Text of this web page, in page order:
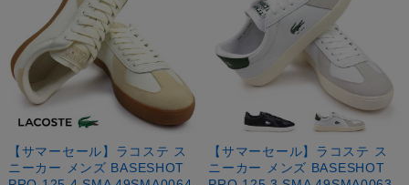
【サマーセール】ラコステ ス
ニーカー メンズ BASESHOT
【サマーセール】ラコステ ス
ニーカー メンズ BASESHOT